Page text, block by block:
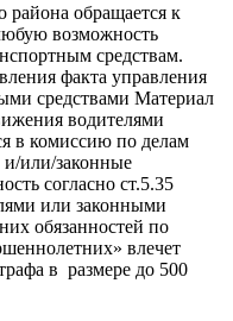
района обращается к
возможность
средствам.
факта управления
средствами Материал
водителями
в комиссию по делам
и/или/законные
согласно ст.5.35
или законными
обязанностей по
влечет
в размере до 500